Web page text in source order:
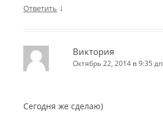
Ответить ↓
Виктория
Октябрь 22, 2014 в 9:35 дп
Сегодня же сделаю)